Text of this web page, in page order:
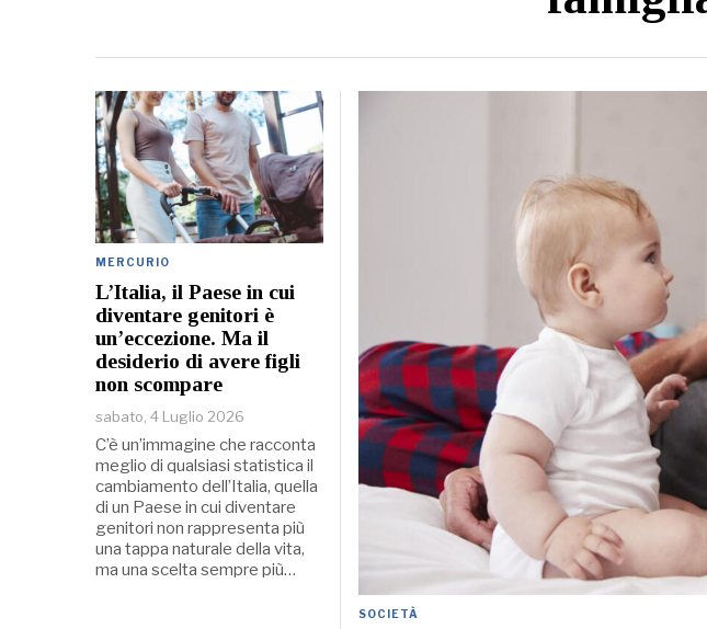
SOCIETÀ
MERCURIO
L’Italia, il Paese in cui
diventare genitori è
un’eccezione. Ma il
desiderio di avere figli
non scompare
sabato, 4 Luglio 2026
C’è un’immagine che racconta
meglio di qualsiasi statistica il
cambiamento dell’Italia, quella
di un Paese in cui diventare
genitori non rappresenta più
una tappa naturale della vita,
ma una scelta sempre più…